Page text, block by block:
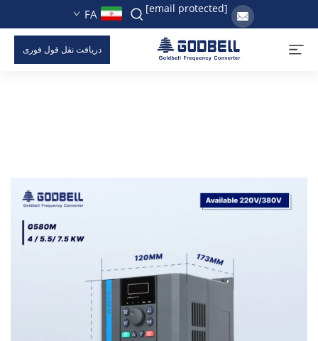
[email protected]
FA
دریافت نقل قول فوری